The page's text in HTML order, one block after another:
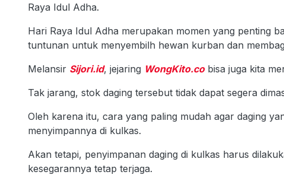
Raya Idul Adha.
Hari Raya Idul Adha merupakan momen yang penting
tuntunan untuk menyembilh hewan kurban dan
Melansir Sijori.id, jejaring WongKito.cobisa juga kita
Tak jarang, stok daging tersebut tidak dapat segera
Oleh karena itu, cara yang paling mudah agar daging
menyimpannya di kulkas.
Akan tetapi, penyimpanan daging di kulkas harus
kesegarannya tetap terjaga.